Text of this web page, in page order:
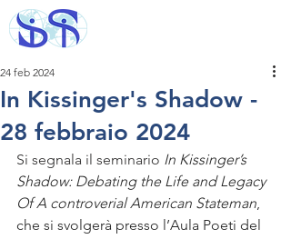
In Kissinger's Shadow -
28 febbraio 2024
24 feb 2024
Si segnala il seminario In Kissinger’s
Shadow: Debating the Life and Legacy
Of A controverial American Stateman,
che si svolgerà presso l’Aula Poeti del